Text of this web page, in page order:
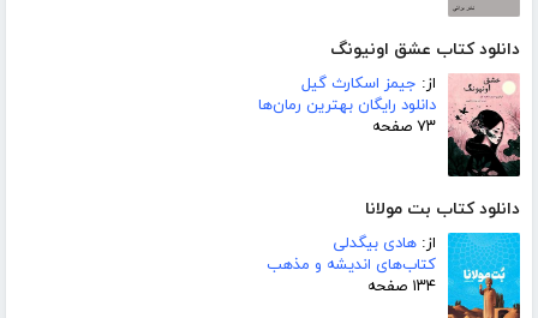
دانلود کتاب عشق اونیونگ
از: جیمز اسکارث گیل
دانلود رایگان بهترین رمان‌ها
۷۳ صفحه
دانلود کتاب بت مولانا
از: هادی بیگدلی
کتاب‌های اندیشه و مذهب
۱۳۴ صفحه